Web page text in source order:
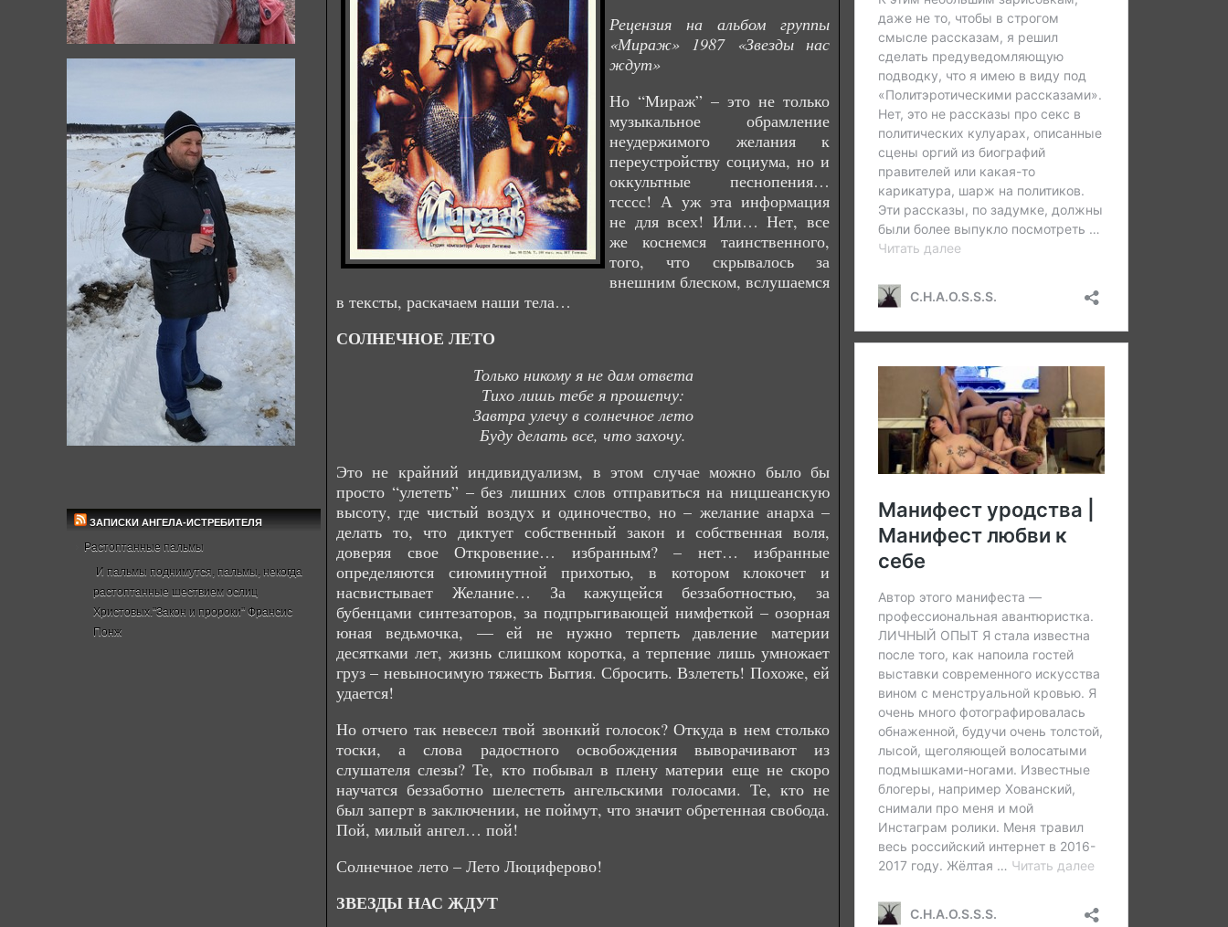
ЗАПИСКИ АНГЕЛА-ИСТРЕБИТЕЛЯ
Растоптанные пальмы
И пальмы поднимутся, пальмы, некогда
растоптанные шествием ослиц
Христовых."Закон и пророки" Франсис
Понж
Рецензия на альбом группы
«Мираж» 1987 «Звезды нас
ждут»
Но “Мираж” – это не только
музыкальное обрамление
неудержимого желания к
переустройству социума, но и
оккультные песнопения…
тсссс! А уж эта информация
не для всех! Или… Нет, все
же коснемся таинственного,
того, что скрывалось за
внешним блеском, вслушаемся
в тексты, раскачаем наши тела…
СОЛНЕЧНОЕ ЛЕТО
Только никому я не дам ответа
Тихо лишь тебе я прошепчу:
Завтра улечу в солнечное лето
Буду делать все, что захочу.
Это не крайний индивидуализм, в этом случае можно было бы
просто “улететь” – без лишних слов отправиться на ницшеанскую
высоту, где чистый воздух и одиночество, но – желание анарха –
делать то, что диктует собственный закон и собственная воля,
доверяя свое Откровение… избранным? – нет… избранные
определяются сиюминутной прихотью, в котором клокочет и
насвистывает Желание… За кажущейся беззаботностью, за
бубенцами синтезаторов, за подпрыгивающей нимфеткой – озорная
юная ведьмочка, — ей не нужно терпеть давление материи
десятками лет, жизнь слишком коротка, а терпение лишь умножает
груз – невыносимую тяжесть Бытия. Сбросить. Взлететь! Похоже, ей
удается!
Но отчего так невесел твой звонкий голосок? Откуда в нем столько
тоски, а слова радостного освобождения выворачивают из
слушателя слезы? Те, кто побывал в плену материи еще не скоро
научатся беззаботно шелестеть ангельскими голосами. Те, кто не
был заперт в заключении, не поймут, что значит обретенная свобода.
Пой, милый ангел… пой!
Солнечное лето – Лето Люциферово!
ЗВЕЗДЫ НАС ЖДУТ